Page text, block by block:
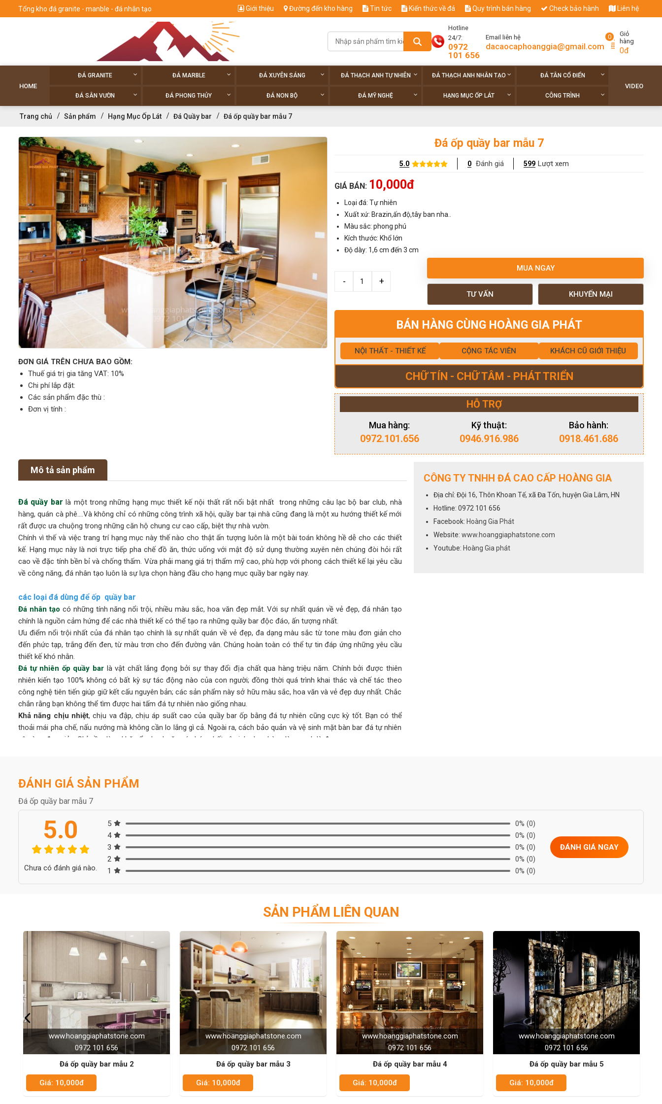
Tổng kho đá granite - manble - đá nhân tạo Giới thiệu Đường đến kho hàng Tin tức Kiến thức về đá Quy trình bán hàng Check bảo hành Liên hệ
Hotline
24/7:
0972
101 656
Email liên hệ
dacaocaphoanggia@gmail.com
0
Giỏ
hàng
0đ
HOME
ĐÁ GRANITE ĐÁ MARBLE ĐÁ XUYÊN SÁNG ĐÁ THẠCH ANH TỰ NHIÊN ĐÁ THẠCH ANH NHÂN TẠO ĐÁ TÂN CỔ ĐIỂN
ĐÁ SÂN VƯỜN ĐÁ PHONG THỦY ĐÁ NON BỘ ĐÁ MỸ NGHỆ HẠNG MỤC ỐP LÁT CÔNG TRÌNH
VIDEO
Trang chủ Sản phẩm Hạng Mục Ốp Lát Đá Quầy bar Đá ốp quầy bar mẫu 7
ĐƠN GIÁ TRÊN CHƯA BAO GỒM:
Thuế giá trị gia tăng VAT: 10%
Chi phí lắp đặt:
Các sản phẩm đặc thù :
Đơn vị tính :
Đá ốp quầy bar mẫu 7
5.0 0 Đánh giá 599 Lượt xem
GIÁ BÁN: 10,000đ
Loại đá: Tự nhiên
Xuất xứ: Brazin,ấn độ,tây ban nha..
Màu sắc: phong phú
Kích thước: Khổ lớn
Độ dày: 1,6 cm đến 3 cm
MUA NGAY
TƯ VẤN KHUYẾN MẠI
BÁN HÀNG CÙNG HOÀNG GIA PHÁT
NỘI THẤT - THIẾT KẾ CỘNG TÁC VIÊN KHÁCH CŨ GIỚI THIỆU
CHỮ TÍN - CHỮ TÂM - PHÁT TRIỂN
HỖ TRỢ
Mua hàng:
0972.101.656
Kỹ thuật:
0946.916.986
Bảo hành:
0918.461.686
Mô tả sản phẩm
Đá quầy barlà một trong những hạng mục thiết kế nội thất rất nổi bật nhất trong những câu lạc bộ bar club, nhà
hàng, quán cà phê….Và không chỉ có những công trình xã hội, quầy bar tại nhà cũng đang là một xu hướng thiết kế mới
rất được ưa chuộng trong những căn hộ chung cư cao cấp, biệt thự nhà vườn.
Chính vì thế và việc trang trí hạng mục này thế nào cho thật ấn tượng luôn là một bài toán không hề dễ cho các thiết
kế. Hạng mục này là nơi trực tiếp pha chế đồ ăn, thức uống với mật độ sử dụng thường xuyên nên chúng đòi hỏi rất
cao về đặc tính bền bỉ và chống thấm. Vừa phải mang giá trị thẩm mỹ cao, phù hợp với phong cách thiết kế lại yêu cầu
về công năng, đá nhân tạo luôn là sự lựa chọn hàng đầu cho hạng mục quầy bar ngày nay.
các loại đá dùng để ốp quầy bar
Đá nhân tạo có những tính năng nổi trội, nhiều màu sắc, hoa văn đẹp mắt. Với sự nhất quán về vẻ đẹp, đá nhân tạo
chính là nguồn cảm hứng để các nhà thiết kế có thể tạo ra những quầy bar độc đáo, ấn tượng nhất.
Ưu điểm nổi trội nhất của đá nhân tạo chính là sự nhất quán về vẻ đẹp, đa dạng màu sắc từ tone màu đơn giản cho
đến phức tạp, trắng đến đen, từ màu trơn cho đến đường vân. Chúng hoàn toàn có thể tự tin đáp ứng những yêu cầu
thiết kế khó nhằn.
Đá tự nhiên ốp quầy bar là vật chất lắng đọng bởi sự thay đổi địa chất qua hàng triệu năm. Chính bởi được thiên
nhiên kiến tạo 100% không có bất kỳ sự tác động nào của con người; đồng thời quá trình khai thác và chế tác theo
công nghệ tiên tiến giúp giữ kết cấu nguyên bản; các sản phẩm này sở hữu màu sắc, hoa văn và vẻ đẹp duy nhất. Chắc
chắn rằng bạn không thể tìm được hai tấm đá tự nhiên nào giống nhau.
Khả năng chịu nhiệt, chịu va đập, chịu áp suất cao của quầy bar ốp bằng đá tự nhiên cũng cực kỳ tốt. Bạn có thể
thoải mái pha chế, nấu nướng mà không cần lo lắng gì cả. Ngoài ra, cách bảo quản và vệ sinh mặt bàn bar đá tự nhiên
vô cùng đơn giản. Chỉ cần dùng khăn ẩm lau hoặc các hóa chất vệ sinh nhẹ nhàng làm sạch là được.
tạo đang rất được ưa chuộng vì đảm bảo được sức khỏe con người.
Vệ sinh dễ dàng:Quầy bar là khu vực đặc biệt dễ tiếp xúc với đồ uống, thức ăn. Do vậy mà việc rơi đổ chúng ra bàn là
điều không tránh khỏi trong quá trình sử dụng. Vì vậy việc thiết kế quầy bar bằng đá nhân tạo là rất hợp lý vì loại đá này
rất dễ vệ sinh bảo dưỡng. Chỉ cần sử dụng dung dịch tẩy rửa chuyên dụng của đá nhân tạo và 1 chiếc khăn có thể
đánh bại mọi vết bẩn cứng đầu trên mặt đá
đối với đánhân tạo LG Quy trình ốp quầy bar
Để tạo ra được một hạng mục quầy bar ấn tượng và độc đáo đòi hỏi phải có một quy trình làm việc chuyên nghiệp tỉ
mỉ. Dưới đây là quy trình ốp quầy bar bằng đá nhân tạo.
Bước 1: Xây dựng bản vẽ quâỳ bar
Bước đầu tiên, thợ đá sẽ tiến hành đo đạc khảo sát mặt bằng rồi lên thiết kế dựng hình, chọn đá ốp lát hợp kiểu dáng,
Các kích thước quy cách trong bản vẽ được kiểm duyệt kỹ càng từ 2 bên thi công và chủ đầu tư tránh sai sót vì khi đã
Sau khi hình ảnh dựng lên vừa ý sẽ tiến hành thi công.
Bước 2: Làm khung cho quầy bar đá nhân tạo
Đêt quầy bar đuược đảm bảo vững chãi, chắc chắn nhất, hệ thống khung lúc nào cũng được làm bởi 2 lớp: khung sắt
nằm trong sau đó đến lớp gỗ được bắn trực tiếp vào khung sắt nằm tăng độ vững chãi cho quầy bar đá nhân tạo.
Bước 3: Tiến hành ốp đá nhân tạo cho quầy bar, quầy lễ tân
Sau khi kiểm tra các kích thước hệ khung, lỗi kỹ thuật. Các tấm đá được ghép lại với nhau theo một quy cách và kỹ
thuật cao của thợ đá chuyên nghiệp. Những tấm đá được nối với nhau bằng 1 loại keo chuyên dụng.
Trong trường hợp bạn được chiêm ngưỡng 1 sản phẩm quầy bar bằng đá nhân tạo độc đáo nguyên khối, đó là kết quả
của sự gia công tỉ mỉ từ phía nhà sản xuất đá. Họ đã tạo ra bộ khuôn đúc đúng với kích thước của quầy bar và cho ra
1 sản phẩm theo yêu cầu hoàn hảo không hề có sự chắp nối.
Bước 4: Đánh bóng bề mặt đá nhân tạo
Vốn dĩ đá nhân tạo đã có 1 bề mặt sáng bóng nhưng sau khi hoàn thiện hạng mục những người thợ sẽ đánh bóng
thêm 1 lần nữa bằng nước bóng chuyên dụng cho đá có bề mặt bóng đạt chuẩn, chống trầy xước, độ bóng và tương
phản cao.
Bước 5: Vận chuyển quầy bar, quầy lễ tân lên công trình lắp đặt
CÔNG TY TNHH ĐÁ CAO CẤP HOÀNG GIA
Địa chỉ: Đội 16, Thôn Khoan Tế, xã Đa Tốn, huyện Gia Lâm, HN
Hotline: 0972 101 656
Facebook: Hoàng Gia Phát
Website: www.hoanggiaphatstone.com
Youtube: Hoàng Gia phát
ĐÁNH GIÁ SẢN PHẨM
Đá ốp quầy bar mẫu 7
5.0
Chưa có đánh giá nào.
5 0% (0)
4
0% (0)
3
0% (0)
2
0% (0)
1
0% (0)
ĐÁNH GIÁ NGAY
SẢN PHẨM LIÊN QUAN
www.hoanggiaphatstone.com
0972 101 656
Đá ốp quầy bar mẫu 3
Giá: 10,000đ
www.hoanggiaphatstone.com
0972 101 656
Đá ốp quầy bar mẫu 4
Giá: 10,000đ
www.hoanggiaphatstone.com
0972 101 656
Đá ốp quầy bar mẫu 5
Giá: 10,000đ
www.hoanggiaphatstone.com
0972 101 656
Đá ốp quầy bar mẫu 6
Giá: 10,000đ